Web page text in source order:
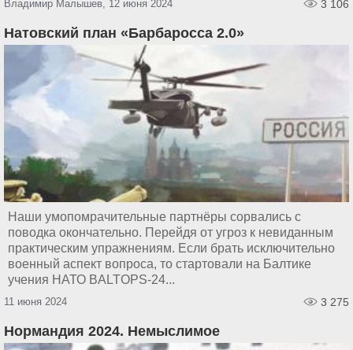
Владимир Малышев, 12 июня 2024 3 106
Натовский план «Барбаросса 2.0»
Наши умопомрачительные партнёры сорвались с
поводка окончательно. Перейдя от угроз к невиданным
практическим упражнениям. Если брать исключительно
военный аспект вопроса, то стартовали на Балтике
учения НАТО BALTOPS-24...
11 июня 2024 3 275
Нормандия 2024. Немыслимое